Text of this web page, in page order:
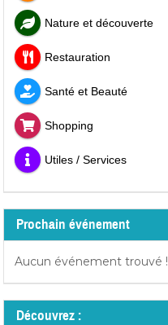
Nature et découverte
Restauration
Santé et Beauté
Shopping
Utiles / Services
Prochain événement
Aucun événement trouvé !
Découvrez :